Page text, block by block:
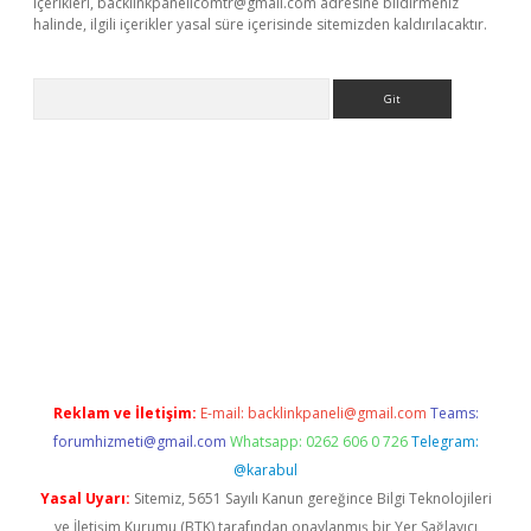
halinde, ilgili içerikler yasal süre içerisinde sitemizden kaldırılacaktır.
Reklam ve İletişim: E-mail: backlinkpaneli@gmail.com Teams:
forumhizmeti@gmail.com Whatsapp: 0262 606 0 726 Telegram:
@karabul
Yasal Uyarı: Sitemiz, 5651 Sayılı Kanun gereğince Bilgi Teknolojileri
ve İletişim Kurumu (BTK) tarafından onaylanmış bir Yer Sağlayıcı